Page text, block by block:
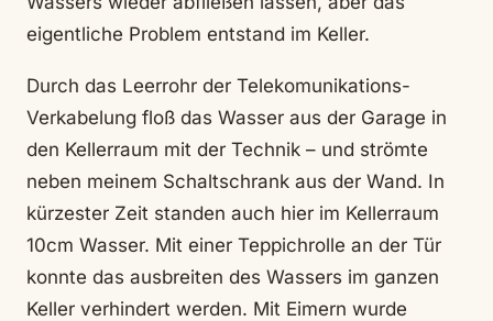
eigentliche Problem entstand im Keller.
Durch das Leerrohr der Telekomunikations-
Verkabelung floß das Wasser aus der Garage in
den Kellerraum mit der Technik – und strömte
neben meinem Schaltschrank aus der Wand. In
kürzester Zeit standen auch hier im Kellerraum
10cm Wasser. Mit einer Teppichrolle an der Tür
konnte das ausbreiten des Wassers im ganzen
Keller verhindert werden. Mit Eimern wurde